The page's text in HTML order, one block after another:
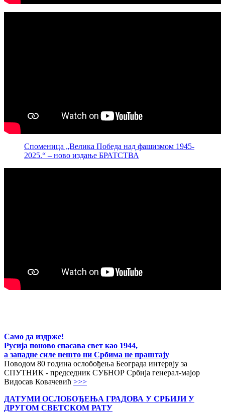
Споменица „Велика Победа над фашизмом 1945-
2025.“ – ново издање БРАТСТВА
Само да издрже!
Русија поново спасава свет као 1944,
а западне силе нешто ни Србима не праштају
Поводом 80 година ослобођења Београда интервју за
СПУТНИК - председник СУБНОР Србија генерал-мајор
Видосав Ковачевић >>>
ДАТУМИ ОСЛОБОЂЕЊА ГРАДОВА У СРБИЈИ У
ДРУГОМ СВЕТСКОМ РАТУ